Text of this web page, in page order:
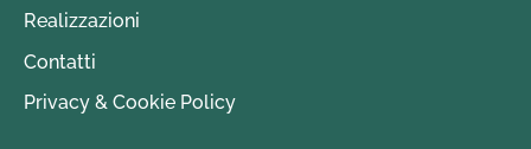
Realizzazioni
Contatti
Privacy & Cookie Policy